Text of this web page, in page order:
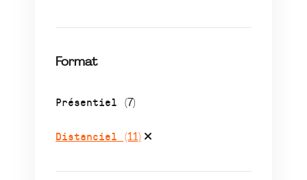
Format
Présentiel (7)
Distanciel (11)